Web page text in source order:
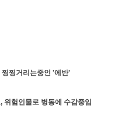
찡찡거리는중인 '에반'
위험인물로 병동에 수감중임